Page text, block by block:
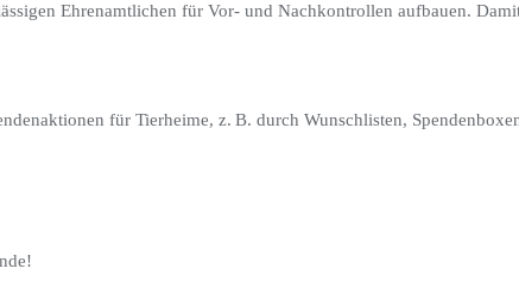
Ehrenamtlichen für Vor- und Nachkontrollen aufbauen.
für Tierheime, z. B. durch Wunschlisten,